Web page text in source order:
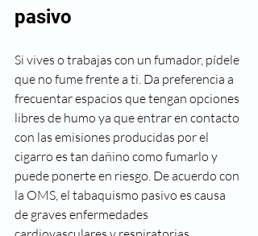
pasivo
Si vives o trabajas con un fumador, pídele
que no fume frente a ti. Da preferencia a
frecuentar espacios que tengan opciones
libres de humo ya que entrar en contacto
con las emisiones producidas por el
cigarro es tan dañino como fumarlo y
puede ponerte en riesgo. De acuerdo con
la OMS, el tabaquismo pasivo es causa
de graves enfermedades